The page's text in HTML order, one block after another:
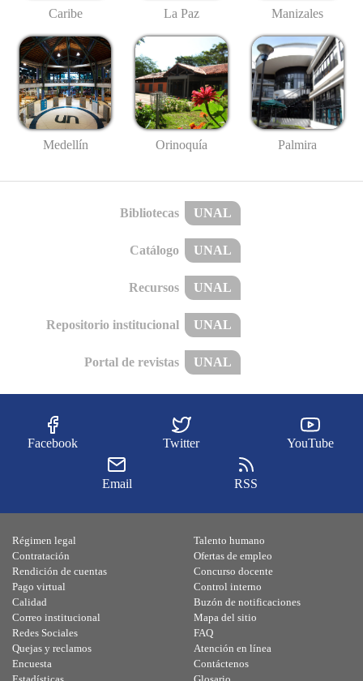
Caribe La Paz Manizales
Medellín Orinoquía Palmira
Bibliotecas UNAL
Catálogo UNAL
Recursos UNAL
Repositorio institucional UNAL
Portal de revistas UNAL
Facebook Twitter YouTube
Email RSS
Régimen legal
Contratación
Rendición de cuentas
Pago virtual
Calidad
Talento humano
Ofertas de empleo
Concurso docente
Control interno
Buzón de notificaciones
Correo institucional
Redes Sociales
Quejas y reclamos
Encuesta
Mapa del sitio
FAQ
Atención en línea
Contáctenos